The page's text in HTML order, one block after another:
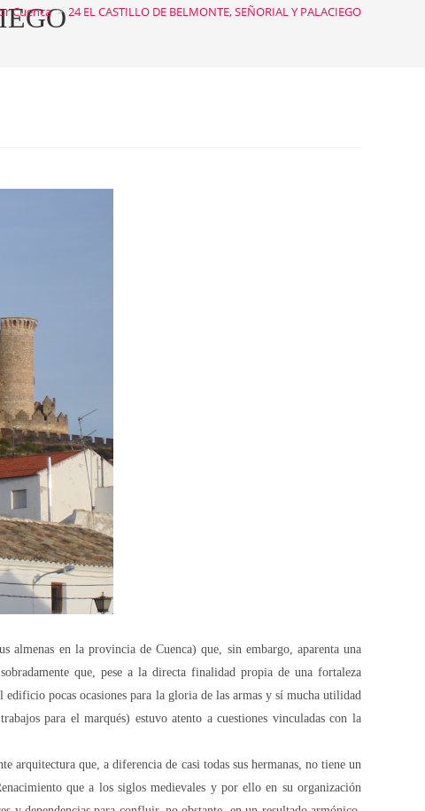
Cuenca > 24 EL CASTILLO DE BELMONTE, SEÑORIAL Y PALACIEGO
almenas en la provincia de Cuenca) que, sin embargo, aparenta una
que, pese a la directa finalidad propia de una fortaleza
pocas ocasiones para la gloria de las armas y sí mucha utilidad
para el marqués) estuvo atento a cuestiones vinculadas con la
que, a diferencia de casi todas sus hermanas, no tiene un
que a los siglos medievales y por ello en su organización